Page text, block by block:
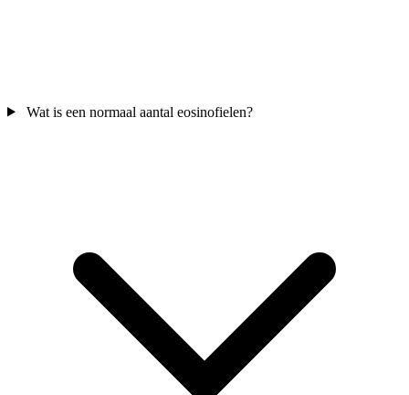
Wat is een normaal aantal eosinofielen?